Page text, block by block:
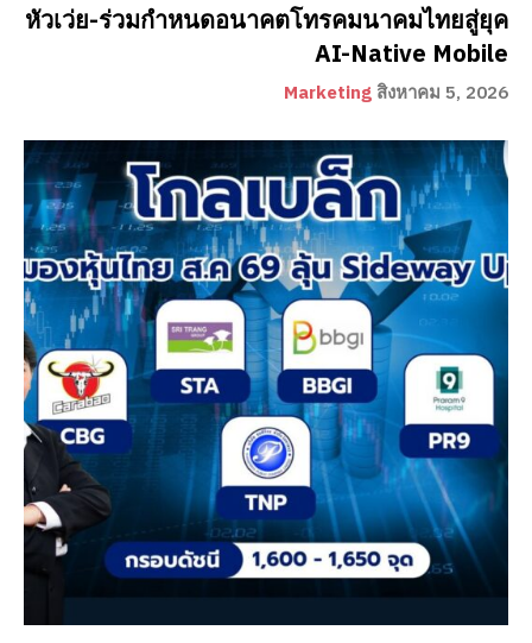
หัวเว่ย-ร่วมกำหนดอนาคตโทรคมนาคมไทยสู่ยุค
AI-Native Mobile
Marketing สิงหาคม 5, 2026